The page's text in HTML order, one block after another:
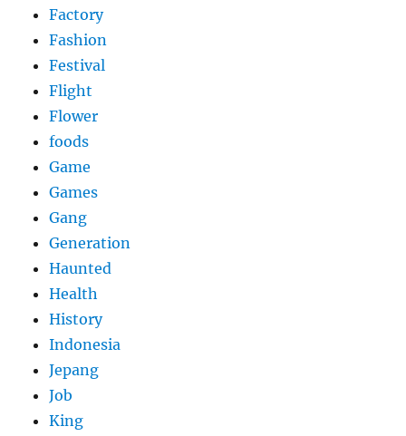
Factory
Fashion
Festival
Flight
Flower
foods
Game
Games
Gang
Generation
Haunted
Health
History
Indonesia
Jepang
Job
King